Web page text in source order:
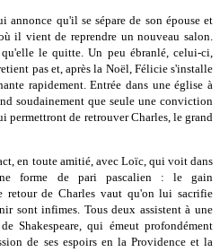
annonce qu'il se sépare de son épouse et
il vient de reprendre un nouveau salon.
le quitte. Un peu ébranlé, celui-ci,
pas et, après la Noël, Félicie s'installe
rapidement. Entrée dans une église à
soudainement que seule une conviction
de retrouver Charles, le grand
en toute amitié, avec Loïc, qui voit dans
forme de pari pascalien : le gain
retour de Charles vaut qu'on lui sacrifie
sont infimes. Tous deux assistent à une
Shakespeare, qui émeut profondément
de ses espoirs en la Providence et la